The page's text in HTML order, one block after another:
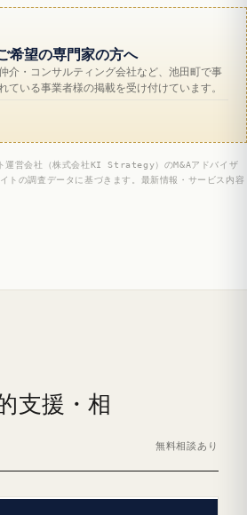
希望の専門家の方へ
介・コンサルティング会社など、池田町で事
ている事業者様の掲載を受け付けています。
運営会社（株式会社KI Strategy）のM&Aアドバイザ
トの調査データに基づきます。最新情報・サービス内容
支援・相
無料相談あり